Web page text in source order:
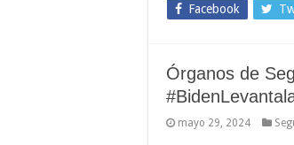
Facebook
Órganos de
mayo 29, 2024